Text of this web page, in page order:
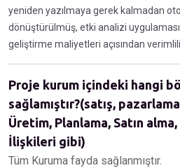
yeniden yazılmaya gerek kalmadan
dönüştürülmüş, etki analizi
geliştirme maliyetleri açısından
Proje kurum içindeki hangi
sağlamıştır?(satış,
Üretim, Planlama, Satın
İlişkileri gibi)
Tüm Kuruma fayda sağlanmıştır.